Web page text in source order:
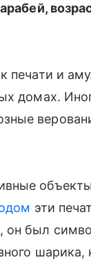
печати и
домах.
эти
он был
шарика,